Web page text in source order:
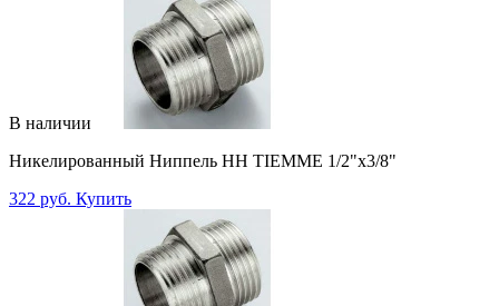
В наличии
Никелированный Ниппель НН TIEMME 1/2"x3/8"
322 руб. Купить